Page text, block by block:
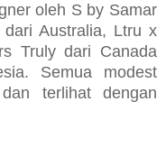
oleh S by Samar
Australia, Ltru x
Truly dari Canada
Semua modest
terlihat dengan